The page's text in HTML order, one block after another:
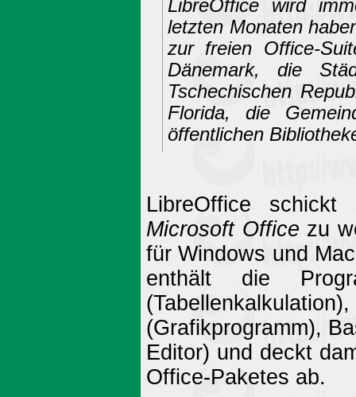
LibreOffice wird
letzten Monaten
zur freien Office-
Dänemark, die
Tschechischen
Florida, die
öffentlichen
LibreOffice
Microsoft Office zu
für Windows und
enthält die
(Grafikprogramm),
Editor) und deckt
Office-Paketes ab.